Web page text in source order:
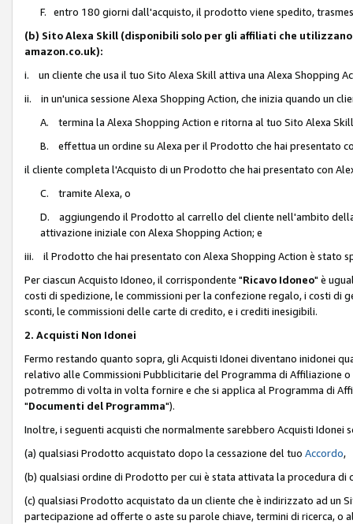
F. entro 180 giorni dall'acquisto, il prodotto viene spedito,
(b) Sito Alexa Skill (disponibili solo per gli affiliati che
amazon.co.uk):
i. un cliente che usa il tuo Sito Alexa Skill attiva una Alexa Shopping
ii. in un'unica sessione Alexa Shopping Action, che inizia quando un
A. termina la Alexa Shopping Action e ritorna al tuo Sito Alexa
B. effettua un ordine su Alexa per il Prodotto che hai presentato
il cliente completa l'Acquisto di un Prodotto che hai presentato con
C. tramite Alexa, o
D. aggiungendo il Prodotto al carrello del cliente nell'ambito
attivazione iniziale con Alexa Shopping Action; e
iii. il Prodotto che hai presentato con Alexa Shopping Action è stato
Per ciascun Acquisto Idoneo, il corrispondente "Ricavo Idoneo" è
costi di spedizione, le commissioni per la confezione regalo, i costi di
sconti, le commissioni delle carte di credito, e i crediti inesigibili.
2. Acquisti Non Idonei
Fermo restando quanto sopra, gli Acquisti Idonei diventano inidonei
relativo alle Commissioni Pubblicitarie del Programma di Affiliazione
potremmo di volta in volta fornire e che si applica al Programma di
"Documenti del Programma").
Inoltre, i seguenti acquisti che normalmente sarebbero Acquisti
(a) qualsiasi Prodotto acquistato dopo la cessazione del tuo Accordo,
(b) qualsiasi ordine di Prodotto per cui è stata attivata la procedura di
(c) qualsiasi Prodotto acquistato da un cliente che è indirizzato ad un
partecipazione ad offerte o aste su parole chiave, termini di ricerca,